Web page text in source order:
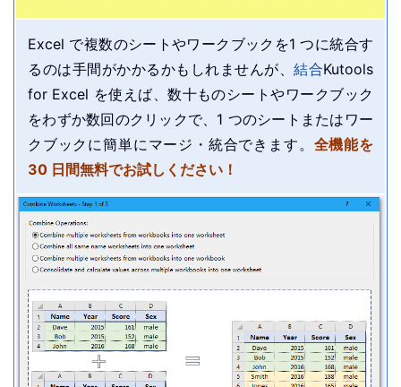
Excel で複数のシートやワークブックを1 つに統合す
るのは手間がかかるかもしれませんが、 結合Kutools
for Excel を使えば、数十ものシートやワークブック
をわずか数回のクリックで、1 つのシートまたはワー
クブックに簡単にマージ・統合できます。 全機能を
30 日間無料でお試しください！